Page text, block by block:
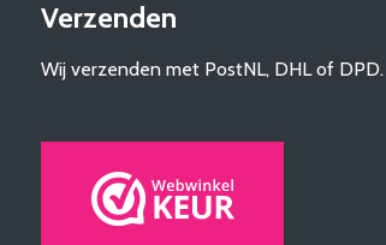
Verzenden
Wij verzenden met PostNL, DHL of DPD.